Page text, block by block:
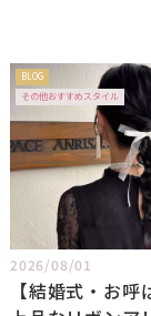
BLOG
その他おすすめスタイル
2026/08/01
【結婚式・お呼